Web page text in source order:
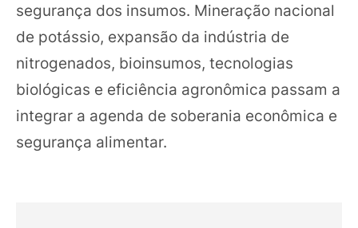
segurança dos insumos. Mineração nacional
de potássio, expansão da indústria de
nitrogenados, bioinsumos, tecnologias
biológicas e eficiência agronômica passam a
integrar a agenda de soberania econômica e
segurança alimentar.